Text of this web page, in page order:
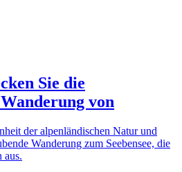
Sie die
von
der alpenländischen Natur und
Wanderung zum Seebensee, die
aus.